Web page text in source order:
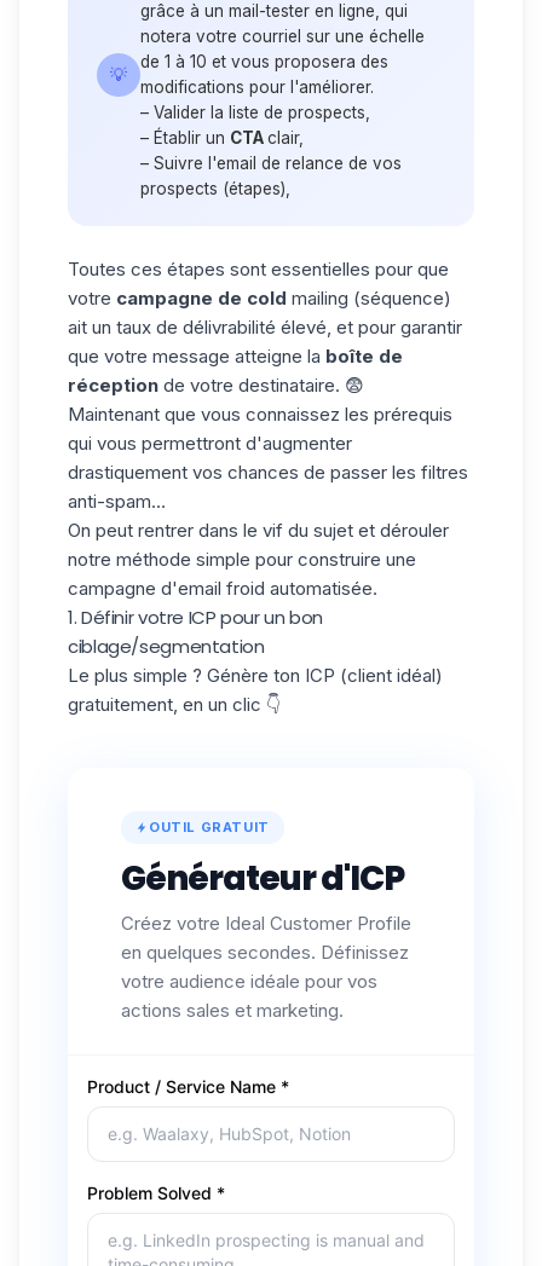
💡
grâce à un mail-tester en ligne, qui
notera votre courriel sur une échelle
de 1 à 10 et vous proposera des
modifications pour l'améliorer.
– Valider la liste de prospects,
– Établir un CTAclair,
– Suivre l'email de relance de vos
prospects (étapes),
Toutes ces étapes sont essentielles pour que
votre campagne de cold mailing (séquence)
ait un taux de délivrabilité élevé, et pour garantir
que votre message atteigne la boîte de
réception de votre destinataire. 😨
Maintenant que vous connaissez les prérequis
qui vous permettront d'augmenter
drastiquement vos chances de passer les filtres
anti-spam…
On peut rentrer dans le vif du sujet et dérouler
notre méthode simple pour construire une
campagne d'email froid automatisée.
1. Définir votre ICP pour un bon
ciblage/segmentation
Le plus simple ? Génère ton ICP (client idéal)
gratuitement, en un clic 👇
OUTIL GRATUIT
Générateur d'ICP
Créez votre Ideal Customer Profile
en quelques secondes. Définissez
votre audience idéale pour vos
actions sales et marketing.